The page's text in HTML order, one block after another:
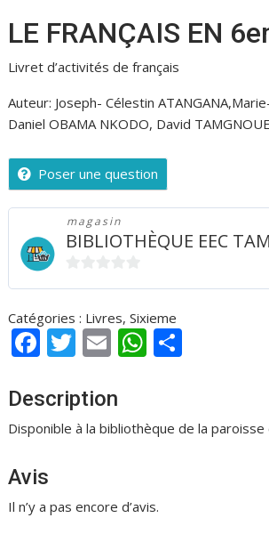
LE FRANÇAIS EN
Livret d’activités de français
Auteur: Joseph- Célestin
Daniel OBAMA NKODO, David TAMGNOUE
Poser une question
magasin
BIBLIOTHÈQUE EEC
u
r
Catégories : Livres,Sixieme
F
e
b
o
k
T
itt
er
E
ai
l
W
s
p
g
Description
Disponible à la bibliothèque de la
Avis
Il n’y a pas encore d’avis.